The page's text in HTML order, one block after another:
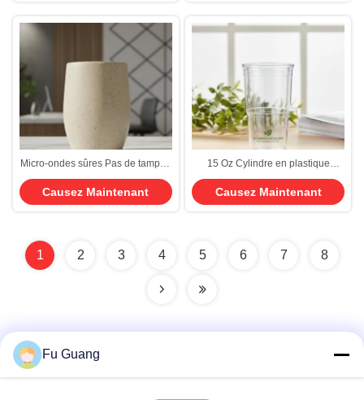
Micro-ondes sûres Pas de tampon
en plastique écologique plastique
recyclable adapté aux bureaux
d'entreprise et à l'industrie
Causez Maintenant
15 Oz Cylindre en plastique
écologique, matériau recyclable
adapté aux entreprises durables
Causez Maintenant
1 2 3 4 5 6 7 8
Fu Guang